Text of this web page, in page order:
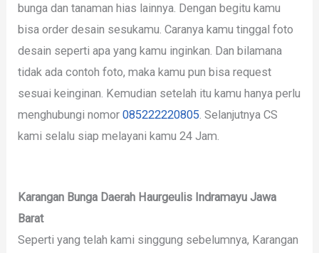
bunga dan tanaman hias lainnya. Dengan begitu kamu
bisa order desain sesukamu. Caranya kamu tinggal foto
desain seperti apa yang kamu inginkan. Dan bilamana
tidak ada contoh foto, maka kamu pun bisa request
sesuai keinginan. Kemudian setelah itu kamu hanya perlu
menghubungi nomor085222220805 . Selanjutnya CS
kami selalu siap melayani kamu 24 Jam.
Karangan Bunga Daerah Haurgeulis Indramayu Jawa
Barat
Seperti yang telah kami singgung sebelumnya, Karangan